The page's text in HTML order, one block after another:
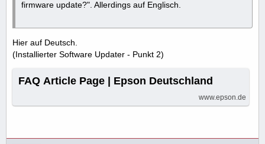
firmware update?". Allerdings auf Englisch.
Hier auf Deutsch.
(Installierter Software Updater - Punkt 2)
FAQ Article Page | Epson Deutschland
www.epson.de